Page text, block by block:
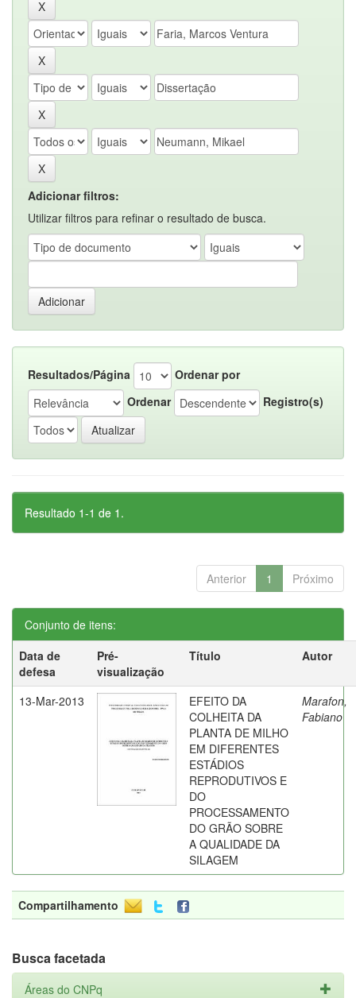
Adicionar filtros:
Utilizar filtros para refinar o resultado de busca.
Resultados/Página
Ordenar por
Ordenar
Registro(s)
Resultado 1-1 de 1.
Anterior 1 Próximo
Conjunto de itens:
Data de
defesa
Pré-
visualização
Título Autor
13-Mar-2013
EFEITO DA
COLHEITA DA
PLANTA DE MILHO
EM DIFERENTES
ESTÁDIOS
REPRODUTIVOS E
DO
PROCESSAMENTO
DO GRÃO SOBRE
A QUALIDADE DA
SILAGEM
Marafon,
Fabiano
Compartilhamento
Busca facetada
Áreas do CNPq